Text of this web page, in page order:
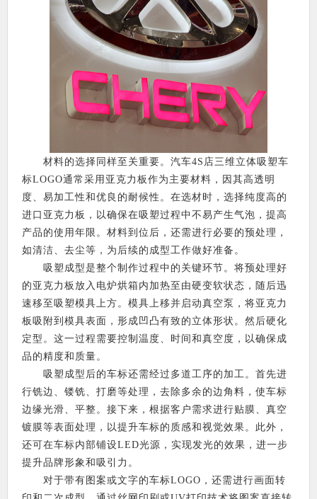
材料的选择同样至关重要。汽车4S店三维立体吸塑车
标LOGO通常采用亚克力板作为主要材料，因其高透明
度、易加工性和优良的耐候性。在选材时，选择纯度高的
进口亚克力板，以确保在吸塑过程中不易产生气泡，提高
产品的使用年限。材料到位后，还需进行必要的预处理，
如清洁、去尘等，为后续的成型工作做好准备。
吸塑成型是整个制作过程中的关键环节。将预处理好
的亚克力板放入电炉烘箱内加热至由硬变软状态，随后迅
速移至吸塑模具上方。模具上移并启动真空泵，将亚克力
板吸附到模具表面，形成凹凸有致的立体形状。然后硬化
定型。这一过程需要控制温度、时间和真空度，以确保成
品的精度和质量。
吸塑成型后的车标还需经过多道工序的加工。首先进
行铣边、镂铣、打磨等处理，去除多余的边角料，使车标
边缘光滑、平整。接下来，根据客户需求进行贴膜、真空
镀膜等表面处理，以提升车标的质感和视觉效果。此外，
还可在车标内部铺设LED光源，实现发光的效果，进一步
提升品牌形象和吸引力。
对于带有图案或文字的车标LOGO，还需进行画面转